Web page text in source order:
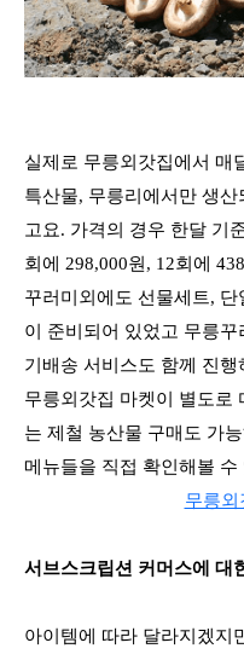
실제로 무릉외갓집에서 매
특산물, 무릉리에서만 생
고요. 가격의 경우 한달 기
회에 298,000원, 12회에
꾸러미외에도 선물세트,
이 준비되어 있었고 무릉
기배송 서비스도 함께 진행
무릉외갓집 마켓이 별도로
는 제철 농산물 구매도 가
메뉴들을 직접 확인해볼 수
무릉외
서브스크립션 커머스에 대
아이템에 따라 달라지겠지